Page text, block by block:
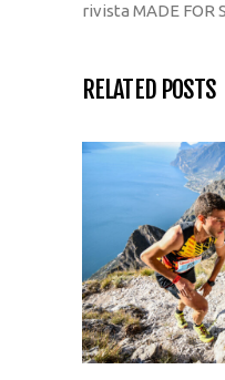
rivista MADE FOR
RELATED POSTS